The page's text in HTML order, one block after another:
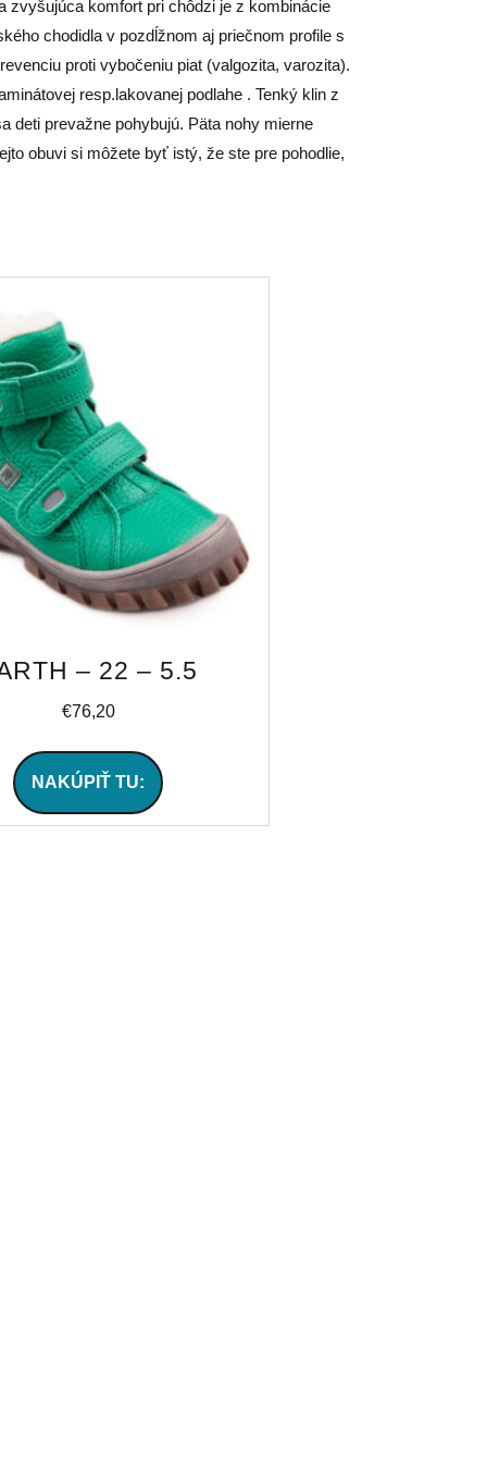
zvyšujúca komfort pri chôdzi je z kombinácie
chodidla v pozdĺžnom aj priečnom profile s
proti vybočeniu piat (valgozita, varozita).
resp.lakovanej podlahe . Tenký klin z
deti prevažne pohybujú. Päta nohy mierne
obuvi si môžete byť istý, že ste pre pohodlie,
– 22 – 5.5
€76,20
NAKÚPIŤ TU: